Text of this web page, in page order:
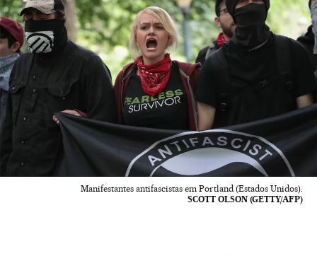
Manifestantes antifascistas em Portland (Estados Unidos).
SCOTT OLSON (GETTY/AFP)